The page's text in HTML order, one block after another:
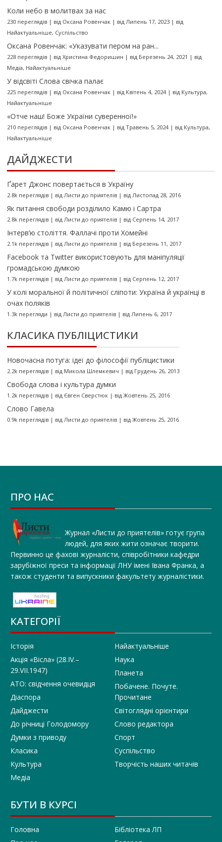
Коли небо в молитвах за нас
230 переглядів| від Оксана Ровенчак| від Липень 17, 2023| від
Найактуальніше, Суспільство
Оксана Ровенчак: «Указувати пером на ран...
228 переглядів| від Христина Федоришин | від Березень 24, 2021 | від
Медіа, Найактуальніше
У відсвіті Слова свічка палає
225 переглядів| від Оксана Ровенчак| від Квітень 4, 2024| від Культура,
Найактуальніше
«Отче наш! Боже України суверенної!»
210 переглядів| від Оксана Ровенчак| від Травень 5, 2024| від Культура,
Найактуальніше
ДАЙДЖЕСТИ
Ґарет Джонс повертається в Україну
2.8k переглядів| від Листи до приятелів| від Листопад 28, 2016
Як питання свободи розділило Камю і Сартра
2.8k переглядів| від Листи до приятелів| від Серпень 14, 2017
Інтерв’ю століття. Фаллачі проти Хомейні
2.1k переглядів| від Листи до приятелів| від Березень 11, 2017
Facebook та Twitter використовують для маніпуляції
громадською думкою
1.7k переглядів| від Листи до приятелів| від Серпень 12, 2017
У колі моральної й політичної сліпоти: Україна й українці в
очах поляків
1.3k перегляди | від Листи до приятелів| від Липень 6, 2017
КЛАСИКА ПУБЛІЦИСТИКИ
Новочасна потуга: ідеї до філософії публіцистики
2.2k переглядів| від Микола Шлемкевич | від Грудень 26, 2013
Свобода слова і культура думки
1.2k переглядів| від Євген Сверстюк| від Жовтень 25, 2016
Слово Гавела
0.9k переглядів| від Листи до приятелів| від Жовтень 25, 2016
ПРО НАС
Журнал «Листи до приятелів» готує група
людей, для яких жити означає творити.
Первинно це фахові журналісти, співробітники кафедри
зарубіжної преси та інформації ЛНУ імені Івана Франка, а
також студенти та випускники факультету журналістики.
КАТЕГОРІЇ
Історія
Акція «Вісла» (28.IV.–
29.VII.1947)
АТО: свідчення очевидця
Діаспора
Дайджести
До річниці Голодомору
Думки з приводу
Класика
Культура
Медіа
Найактуальніше
Наука
Планета
Побачене. Почуте.
Прочитане
Світоглядні орієнтири
Слово редактора
Спорт
Суспільство
Творчість наших читачів
БУТИ В КУРСІ
Головна
Бібліотека ЛП